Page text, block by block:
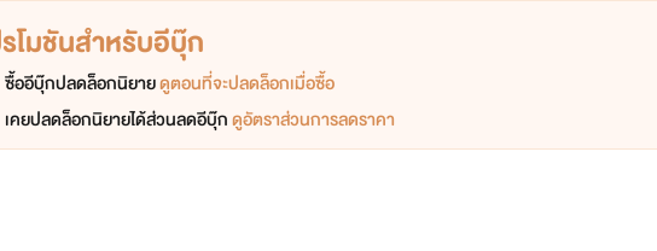
โมชันสำหรับอีบุ๊ก
ซื้ออีบุ๊กปลดล็อกนิยายดูตอนที่จะปลดล็อกเมื่อซื้อ
เคยปลดล็อกนิยายได้ส่วนลดอีบุ๊กดูอัตราส่วนการลดราคา